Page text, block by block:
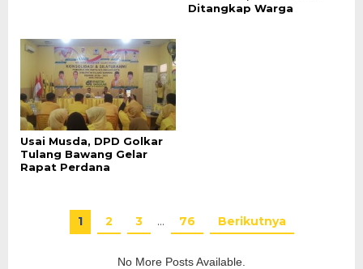
Ditangkap Warga
Usai Musda, DPD Golkar
Tulang Bawang Gelar
Rapat Perdana
1 2 3 … 76 Berikutnya
No More Posts Available.